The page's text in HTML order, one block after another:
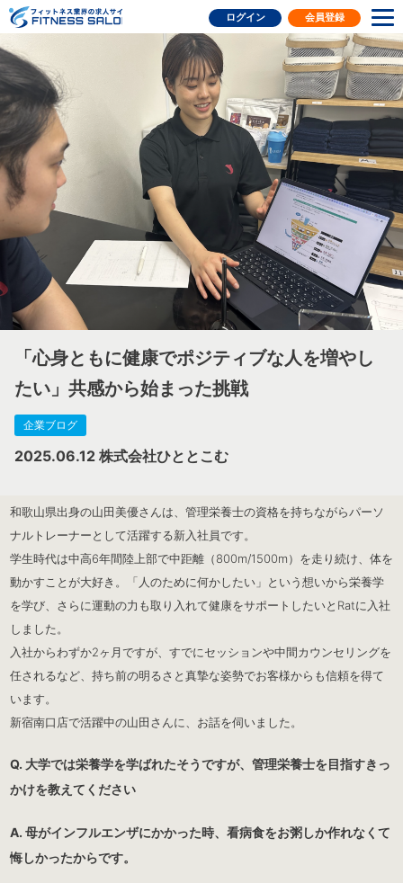
フィットネス業界の求人
ログイン 会員登録
「心身ともに健康でポジティブな人を増やし
たい」共感から始まった挑戦
企業ブログ
2025.06.12 株式会社ひととこむ
和歌山県出身の山田美優さんは、管理栄養士の資格を持ちながらパーソ
ナルトレーナーとして活躍する新入社員です。
学生時代は中高6年間陸上部で中距離（800m/1500m）を走り続け、体を
動かすことが大好き。「人のために何かしたい」という想いから栄養学
を学び、さらに運動の力も取り入れて健康をサポートしたいとRatに入社
しました。
入社からわずか2ヶ月ですが、すでにセッションや中間カウンセリングを
任されるなど、持ち前の明るさと真摯な姿勢でお客様からも信頼を得て
います。
新宿南口店で活躍中の山田さんに、お話を伺いました。
Q. 大学では栄養学を学ばれたそうですが、管理栄養士を目指すきっ
かけを教えてください
A. 母がインフルエンザにかかった時、看病食をお粥しか作れなくて
悔しかったからです。